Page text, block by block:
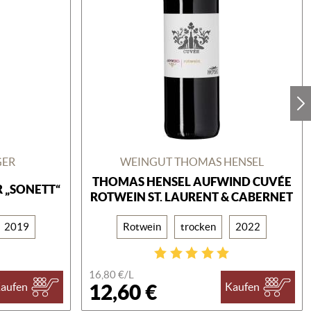
„SONETT“
2019
WEINGUT THOMAS HENSEL
THOMAS HENSEL AUFWIND CUVÉE
ROTWEIN ST. LAURENT & CABERNET
Rotwein trocken 2022
16,80 €/L
12,60 € Kaufen